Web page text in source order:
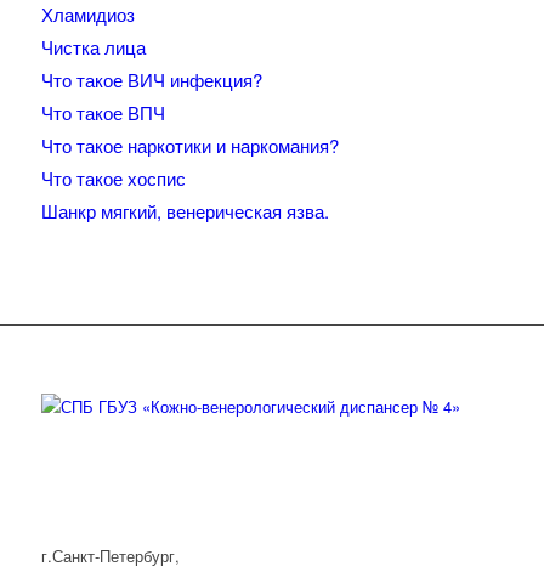
Хламидиоз
Чистка лица
Что такое ВИЧ инфекция?
Что такое ВПЧ
Что такое наркотики и наркомания?
Что такое хоспис
Шанкр мягкий, венерическая язва.
г.Санкт-Петербург,